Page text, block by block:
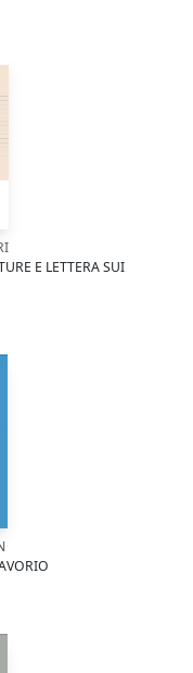
E LETTERA SUI